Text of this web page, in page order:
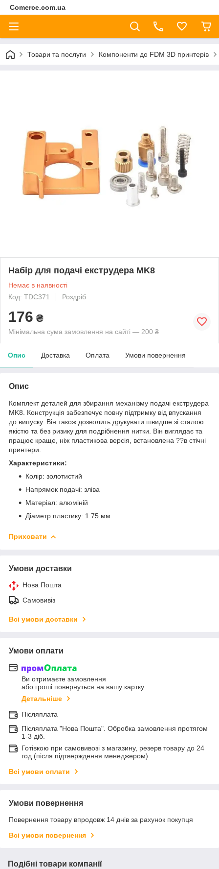
Comerce.com.ua
Товари та послуги Компоненти до FDM 3D принтерів
Набір для подачі екструдера MK8
Немає в наявності
Код: TDC371
Роздріб
176 ₴
Мінімальна сума замовлення на сайті — 200 ₴
Опис Доставка Оплата Умови повернення
Опис
Комплект деталей для збирання механізму подачі екструдера
MK8. Конструкція забезпечує повну підтримку від впускання
до випуску. Він також дозволить друкувати швидше зі сталою
якістю та без ризику для подрібнення нитки. Він виглядає та
працює краще, ніж пластикова версія, встановлена ??в стічні
принтери.
Характеристики:
Колір: золотистий
Напрямок подачі: зліва
Матеріал: алюміній
Діаметр пластику: 1.75 мм
Приховати
Умови доставки
Нова Пошта
Самовивіз
Всі умови доставки
Умови оплати
Ви отримаєте замовлення
або гроші повернуться на вашу картку
Детальніше
Післяплата
Післяплата "Нова Пошта". Обробка замовлення протягом
1-3 діб.
Готівкою при самовивозі з магазину, резерв товару до 24
год (після підтверждення менеджером)
Всі умови оплати
Умови повернення
Повернення товару впродовж 14 днів за рахунок покупця
Всі умови повернення
Подібні товари компанії